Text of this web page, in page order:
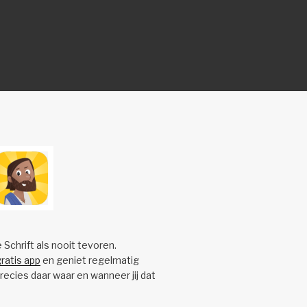
Schrift als nooit tevoren.
app en geniet regelmatig
daar waar en wanneer jij dat